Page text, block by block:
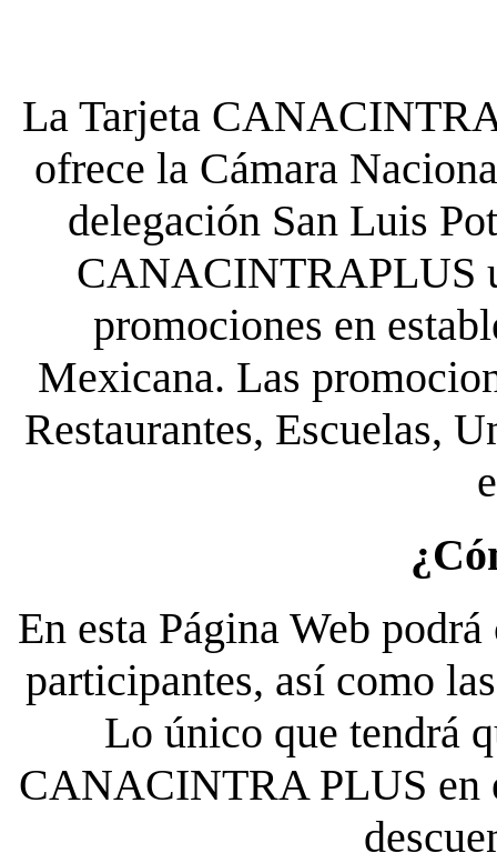
La Tarjeta
ofrece la Cámara
delegación San Luis
CANACINTRAPLUS
promociones en
Mexicana. Las
Restaurantes, Escuelas,
En esta Página Web
participantes, así como
Lo único que tendrá
CANACINTRA PLUS en